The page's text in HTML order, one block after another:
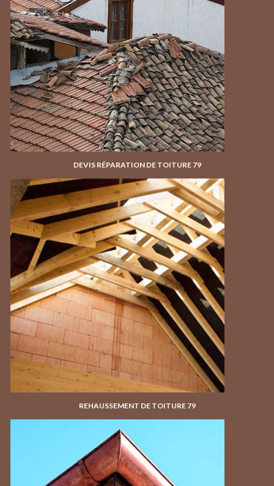
DEVIS RÉPARATION DE TOITURE 79
REHAUSSEMENT DE TOITURE 79